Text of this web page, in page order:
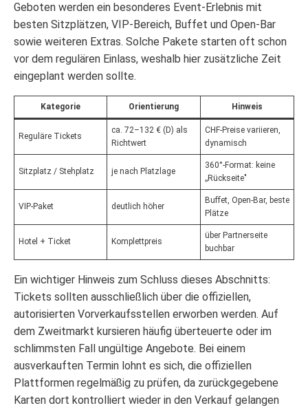
Geboten werden ein besonderes Event-Erlebnis mit
besten Sitzplätzen, VIP-Bereich, Buffet und Open-Bar
sowie weiteren Extras. Solche Pakete starten oft schon
vor dem regulären Einlass, weshalb hier zusätzliche Zeit
eingeplant werden sollte.
Kategorie Orientierung Hinweis
Reguläre Tickets
ca. 72–132 € (D) als
Richtwert
CHF-Preise variieren,
dynamisch
Sitzplatz / Stehplatz je nach Platzlage
360°-Format: keine
„Rückseite"
VIP-Paket deutlich höher
Buffet, Open-Bar, beste
Plätze
Hotel + Ticket Komplettpreis
über Partnerseite
buchbar
Ein wichtiger Hinweis zum Schluss dieses Abschnitts:
Tickets sollten ausschließlich über die offiziellen,
autorisierten Vorverkaufsstellen erworben werden. Auf
dem Zweitmarkt kursieren häufig überteuerte oder im
schlimmsten Fall ungültige Angebote. Bei einem
ausverkauften Termin lohnt es sich, die offiziellen
Plattformen regelmäßig zu prüfen, da zurückgegebene
Karten dort kontrolliert wieder in den Verkauf gelangen